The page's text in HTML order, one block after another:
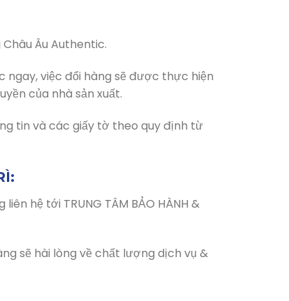
Âu Authentic.
ngay, việc đổi hàng sẽ được thực hiện
của nhà sản xuất.
tin và các giấy tờ theo quy định từ
hệ tới TRUNG TÂM BẢO HÀNH &
sẽ hài lòng về chất lượng dịch vụ &